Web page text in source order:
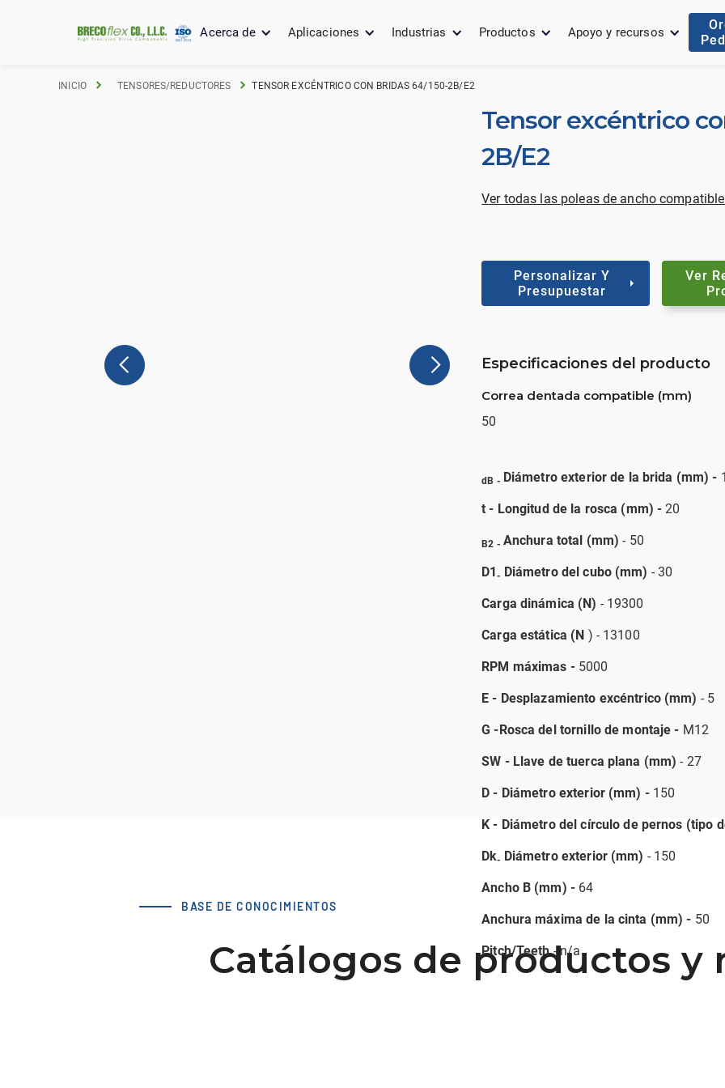
Acerca de Aplicaciones Industrias Productos Apoyo y recursos
INICIO TENSORES/REDUCTORES TENSOR EXCÉNTRICO CON BRIDAS 64/150-2B/E2
Tensor excéntrico
2B/E2
Ver todas las poleas de ancho
Personalizar Y
Presupuestar
Ver
Especificaciones del producto
Correa dentada compatible (mm)
50
dB - Diámetro exterior de la brida (mm) -
t - Longitud de la rosca (mm) -20
B2 - Anchura total (mm) - 50
D1- Diámetro del cubo (mm) - 30
Carga dinámica (N) - 19300
Carga estática (N ) - 13100
RPM máximas - 5000
E - Desplazamiento excéntrico (mm) - 5
G -Rosca del tornillo de montaje - M12
SW - Llave de tuerca plana (mm) - 27
D - Diámetro exterior (mm) - 150
K - Diámetro del círculo de pernos (tipo
Dk- Diámetro exterior (mm) - 150
Ancho B (mm) - 64
Anchura máxima de la cinta (mm) - 50
Pitch/Teeth- n/a
BASE DE CONOCIMIENTOS
Catálogos de productos y